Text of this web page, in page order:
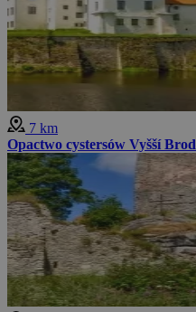
7 km
Opactwo cystersów Vyšší Brod